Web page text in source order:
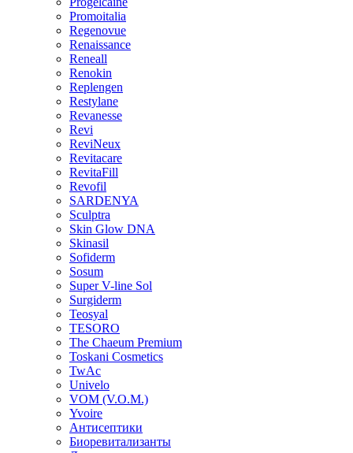
Promoitalia
Regenovue
Renaissance
Reneall
Renokin
Replengen
Restylane
Revanesse
Revi
ReviNeux
Revitacare
RevitaFill
Revofil
SARDENYA
Sculptra
Skin Glow DNA
Skinasil
Sofiderm
Sosum
Super V-line Sol
Surgiderm
Teosyal
TESORO
The Chaeum Premium
Toskani Cosmetics
TwAc
Univelo
VOM (V.O.M.)
Yvoire
Антисептики
Биоревитализанты